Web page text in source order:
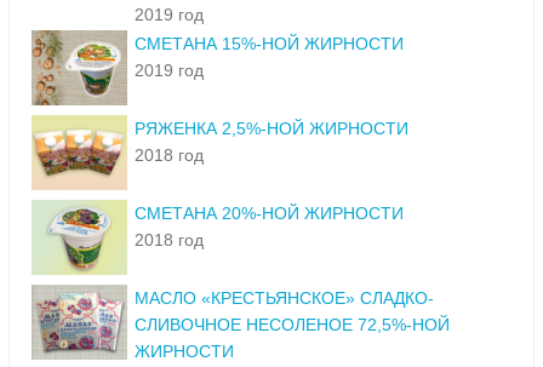
2019 год
СМЕТАНА 15%-НОЙ ЖИРНОСТИ
2019 год
РЯЖЕНКА 2,5%-НОЙ ЖИРНОСТИ
2018 год
СМЕТАНА 20%-НОЙ ЖИРНОСТИ
2018 год
МАСЛО «КРЕСТЬЯНСКОЕ» СЛАДКО-
СЛИВОЧНОЕ НЕСОЛЕНОЕ 72,5%-НОЙ
ЖИРНОСТИ